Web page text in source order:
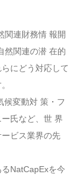
関連財務情 報開
然関連の潜 在的
にどう対応して
候変動対 策・フ
氏など、世 界
ビス業界の先
NatCapExを今